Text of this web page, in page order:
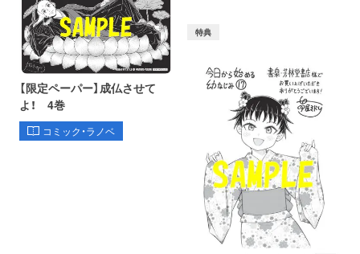
【限定ペーパー】成仏させて
よ！ 4巻
コミック・ラノベ
特典